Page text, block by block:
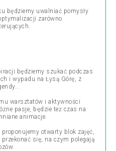
będziemy uwalniać pomysły
zarówno
będziemy szukać podczas
i wypadu na Łysą Górę, z
warsztatów i aktywności
pasje, będzie też czas na
animacje.
proponujemy otwarty blok zajęć,
się, na czym polegają